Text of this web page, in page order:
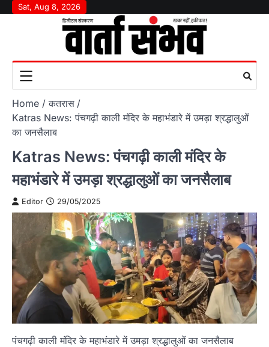
SkipSat, Aug 8, 2026
Home
कतरास
Katras News: पंचगढ़ी काली मंदिर के महाभंडारे में उमड़ा श्रद्धालुओं
का जनसैलाब
Katras News: पंचगढ़ी काली मंदिर के
महाभंडारे में उमड़ा श्रद्धालुओं का जनसैलाब
Editor 29/05/2025
पंचगढ़ी काली मंदिर के महाभंडारे में उमड़ा श्रद्धालुओं का जनसैलाब